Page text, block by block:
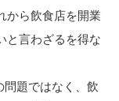
から飲食店を開業
と言わざるを得な
題ではなく、飲